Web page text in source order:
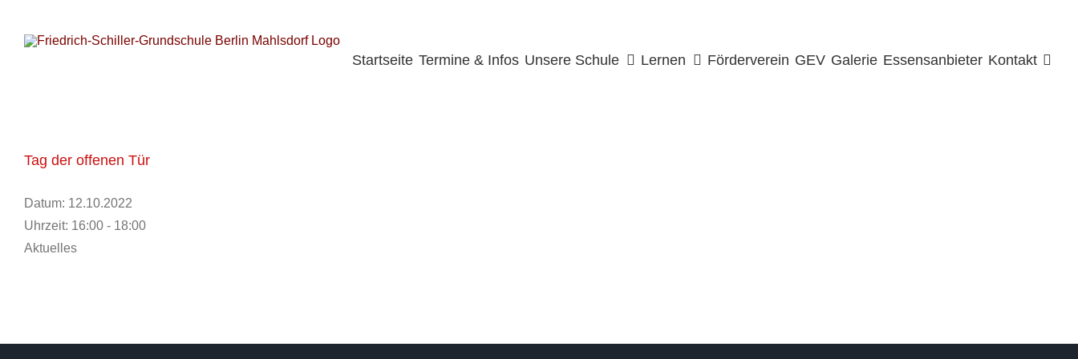
Inhalt
Startseite Termine & Infos Unsere Schule Lernen Förderverein GEV Galerie Essensanbieter Kontakt
Tag der offenen Tür
Datum: 12.10.2022
Uhrzeit: 16:00 - 18:00
Aktuelles